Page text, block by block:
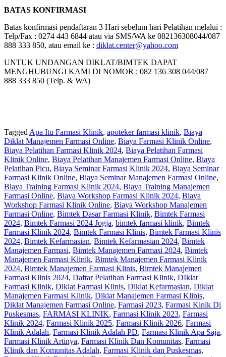
BATAS KONFIRMASI
Batas konfirmasi pendaftaran 3 Hari sebelum hari Pelatihan melalui :
Telp/Fax : 0274 443 6844 atau via SMS/WA ke 082136308044/087
888 333 850, atau email ke : diklat.center@yahoo.com
UNTUK UNDANGAN DIKLAT/BIMTEK DAPAT
MENGHUBUNGI KAMI DI NOMOR : 082 136 308 044/087
888 333 850 (Telp. & WA)
Tagged Apa Itu Farmasi Klinik, apoteker farmasi klinik, Biaya
Diklat Manajemen Farmasi Online, Biaya Farmasi Klinik Online,
Biaya Pelatihan Farmasi Klinik 2024, Biaya Pelatihan Farmasi
Klinik Online, Biaya Pelatihan Manajemen Farmasi Online, Biaya
Pelatihan Picu, Biaya Seminar Farmasi Klinik 2024, Biaya Seminar
Farmasi Klinik Online, Biaya Seminar Manajemen Farmasi Online,
Biaya Training Farmasi Klinik 2024, Biaya Training Manajemen
Farmasi Online, Biaya Workshop Farmasi Klinik 2024, Biaya
Workshop Farmasi Klinik Online, Biaya Workshop Manajemen
Farmasi Online, Bimtek Dasar Farmasi Klinik, Bimtek Farmasi
2024, Bimtek Farmasi 2024 Jogja, bimtek farmasi klinik, Bimtek
Farmasi Klinik 2024, Bimtek Farmasi Klinis, Bimtek Farmasi Klinis
2024, Bimtek Kefarmasian, Bimtek Kefarmasian 2024, Bimtek
Manajemen Farmasi, Bimtek Manajemen Farmasi 2024, Bimtek
Manajemen Farmasi Klinik, Bimtek Manajemen Farmasi Klinik
2024, Bimtek Manajemen Farmasi Klinis, Bimtek Manajemen
Farmasi Klinis 2024, Daftar Pelatihan Farmasi Klinik, DIklat
Farmasi Klinik, Diklat Farmasi Klinis, Diklat Kefarmasian, Diklat
Manajemen Farmasi Klinik, Diklat Manajemen Farmasi Klinis,
Diklat Manajemen Farmasi Online, Farmasi 2023, Farmasi Kinik Di
Puskesmas, FARMASI KLINIK, Farmasi Klinik 2023, Farmasi
Klinik 2024, Farmasi Klinik 2025, Farmasi Klinik 2026, Farmasi
Klinik Adalah, Farmasi Klinik Adalah PD, Farmasi Klinik Apa Saja,
Farmasi Klinik Artinya, Farmasi Klinik Dan Komunitas, Farmasi
Klinik dan Komunitas Adalah, Farmasi Klinik dan Puskesmas,